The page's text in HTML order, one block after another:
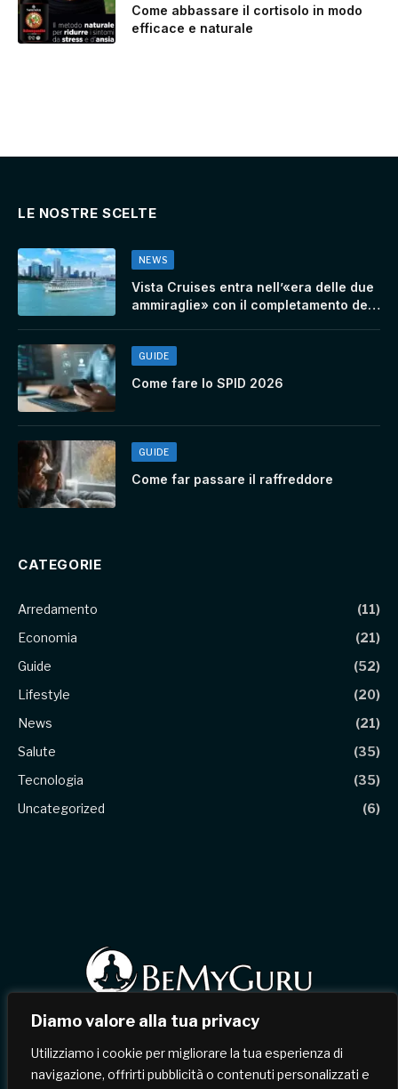
Diamo valore alla tua privacy
Utilizziamo i cookie per migliorare la tua esperienza di
navigazione, offrirti pubblicità o contenuti personalizzati e
Come abbassare il cortisolo in modo
efficace e naturale
LE NOSTRE SCELTE
NEWS
Vista Cruises entra nell’«era delle due
ammiraglie» con il completamento del
GUIDE
Come fare lo SPID 2026
GUIDE
Come far passare il raffreddore
CATEGORIE
Arredamento
(11)
Economia
(21)
Guide
(52)
Lifestyle
(20)
News
(21)
Salute
(35)
Tecnologia
(35)
Uncategorized
(6)
Facebook
X
(Twitter)
InstagramPinterest